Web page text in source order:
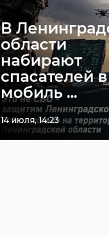
В
области
набирают
спасателей в
мобиль ...
14 июля, 14:23